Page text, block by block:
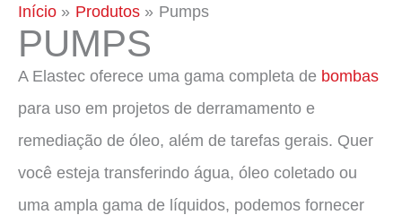
Início Produtos Pumps
PUMPS
A Elastec oferece uma gama completa de bombas
para uso em projetos de derramamento e
remediação de óleo, além de tarefas gerais. Quer
você esteja transferindo água, óleo coletado ou
uma ampla gama de líquidos, podemos fornecer